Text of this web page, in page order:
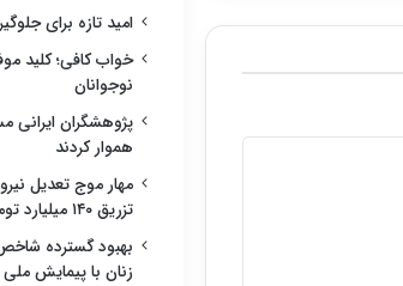
امید تازه برای
خواب کافی؛ کلید
نوجوانان
پژوهشگران
هموار کردند
مهار موج تعدیل
تزریق ۱۴۰ میلیارد تومان
بهبود گسترده
زنان با پیمایش